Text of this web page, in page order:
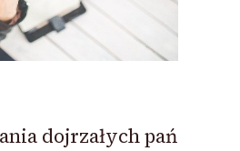
dojrzałych pań